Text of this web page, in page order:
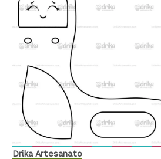
Drika Artesanato